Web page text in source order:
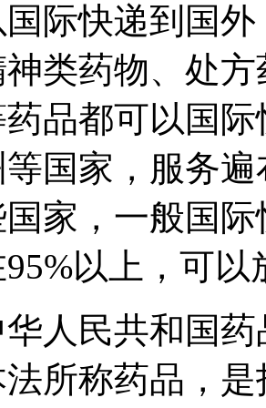
际快递到国
类药物、处
品都可以国
国家，服务
家，一般国
以上，可
人民共和国
所称药品，